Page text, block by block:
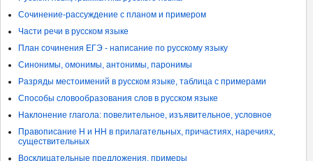
Сочинение-рассуждение с планом и примером
Части речи в русском языке
План сочинения ЕГЭ - написание по русскому языку
Синонимы, омонимы, антонимы, паронимы
Разряды местоимений в русском языке, таблица с примерами
Способы словообразования слов в русском языке
Наклонение глагола: повелительное, изъявительное, условное
Правописание Н и НН в прилагательных, причастиях, наречиях,
существительных
Восклицательные предложения, примеры